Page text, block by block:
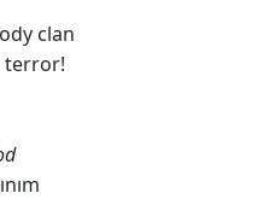
clan
terror!